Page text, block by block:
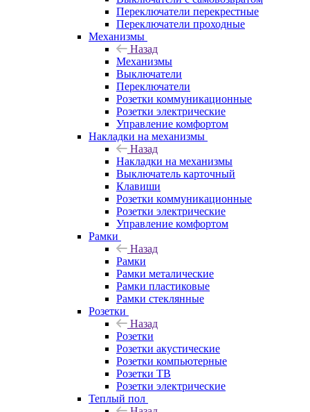
Переключатели перекрестные
Переключатели проходные
Механизмы
Назад
Механизмы
Выключатели
Переключатели
Розетки коммуникационные
Розетки электрические
Управление комфортом
Накладки на механизмы
Назад
Накладки на механизмы
Выключатель карточный
Клавиши
Розетки коммуникационные
Розетки электрические
Управление комфортом
Рамки
Назад
Рамки
Рамки металические
Рамки пластиковые
Рамки стеклянные
Розетки
Назад
Розетки
Розетки акустические
Розетки компьютерные
Розетки ТВ
Розетки электрические
Теплый пол